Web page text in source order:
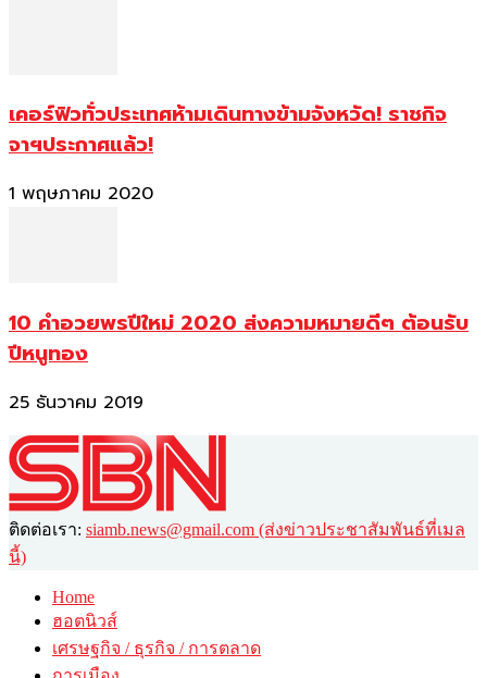
เคอร์ฟิวทั่วประเทศห้ามเดินทางข้ามจังหวัด! ราชกิจ
จาฯประกาศแล้ว!
1 พฤษภาคม 2020
10 คำอวยพรปีใหม่ 2020 ส่งความหมายดีๆ ต้อนรับ
ปีหนูทอง
25 ธันวาคม 2019
ติดต่อเรา: siamb.news@gmail.com (ส่งข่าวประชาสัมพันธ์ที่เมล
นี้)
Home
ฮอตนิวส์
เศรษฐกิจ / ธุรกิจ / การตลาด